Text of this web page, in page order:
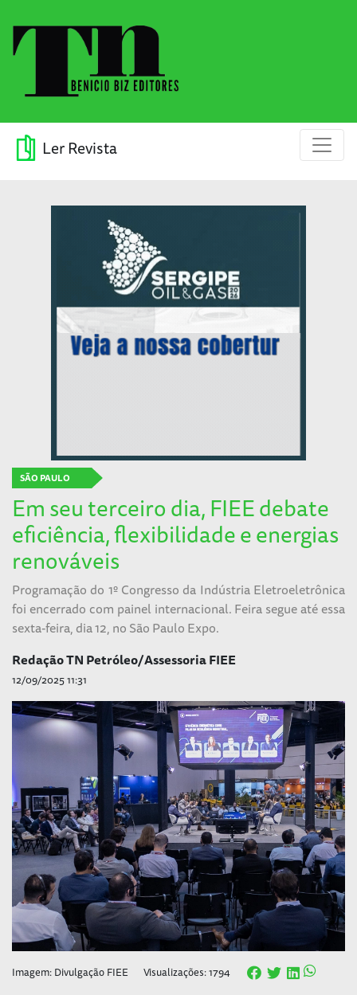
Ler Revista
SÃO PAULO
Em seu terceiro dia, FIEE debate
eficiência, flexibilidade e energias
renováveis
Programação do 1º Congresso da Indústria Eletroeletrônica
foi encerrado com painel internacional. Feira segue até essa
sexta-feira, dia 12, no São Paulo Expo.
Redação TN Petróleo/Assessoria FIEE
12/09/2025 11:31
Imagem: Divulgação FIEE Visualizações: 1794